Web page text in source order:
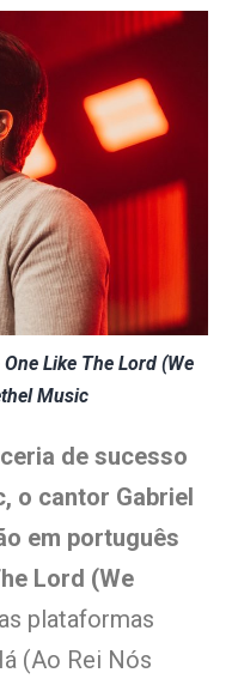
Like The Lord (We
Music
de sucesso
o cantor Gabriel
em português
Lord (We
plataformas
(Ao Rei Nós